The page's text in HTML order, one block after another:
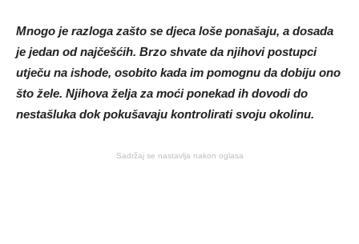
Mnogo je razloga zašto se djeca loše ponašaju, a dosada
je jedan od najčešćih. Brzo shvate da njihovi postupci
utječu na ishode, osobito kada im pomognu da dobiju ono
što žele. Njihova želja za moći ponekad ih dovodi do
nestašluka dok pokušavaju kontrolirati svoju okolinu.
Sadržaj se nastavlja nakon oglasa